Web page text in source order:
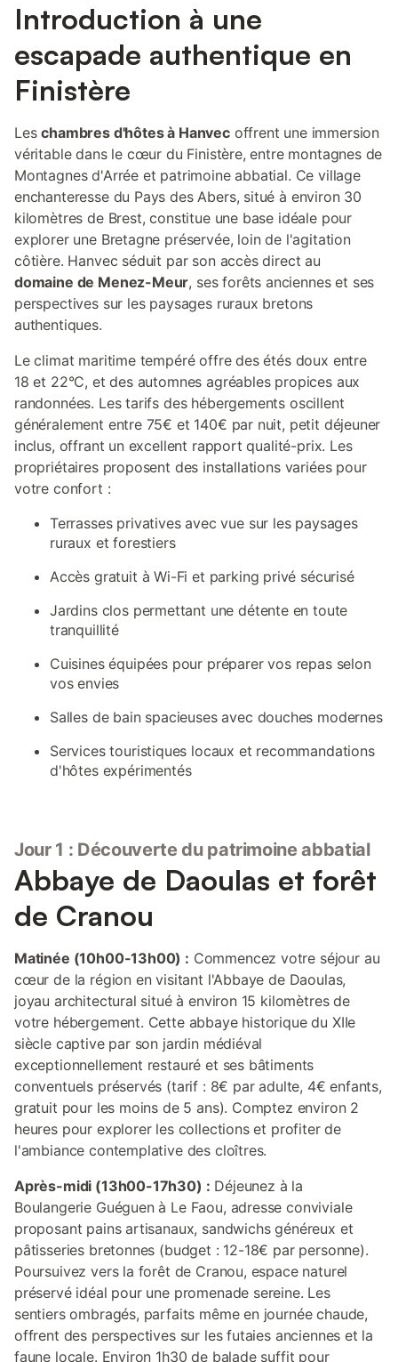
Introduction à une
escapade authentique en
Finistère
Leschambres d'hôtes à Hanvecoffrent une immersion
véritable dans le cœur du Finistère, entre montagnes de
Montagnes d'Arrée et patrimoine abbatial. Ce village
enchanteresse du Pays des Abers, situé à environ 30
kilomètres de Brest, constitue une base idéale pour
explorer une Bretagne préservée, loin de l'agitation
côtière. Hanvec séduit par son accès direct au
domaine de Menez-Meur, ses forêts anciennes et ses
perspectives sur les paysages ruraux bretons
authentiques.
Le climat maritime tempéré offre des étés doux entre
18 et 22°C, et des automnes agréables propices aux
randonnées. Les tarifs des hébergements oscillent
généralement entre 75€ et 140€ par nuit, petit déjeuner
inclus, offrant un excellent rapport qualité-prix. Les
propriétaires proposent des installations variées pour
votre confort :
Terrasses privatives avec vue sur les paysages
ruraux et forestiers
Accès gratuit à Wi-Fi et parking privé sécurisé
Jardins clos permettant une détente en toute
tranquillité
Cuisines équipées pour préparer vos repas selon
vos envies
Salles de bain spacieuses avec douches modernes
Services touristiques locaux et recommandations
d'hôtes expérimentés
Jour 1 : Découverte du patrimoine abbatial
Abbaye de Daoulas et forêt
de Cranou
Matinée (10h00-13h00) : Commencez votre séjour au
cœur de la région en visitant l'Abbaye de Daoulas,
joyau architectural situé à environ 15 kilomètres de
votre hébergement. Cette abbaye historique du XIIe
siècle captive par son jardin médiéval
exceptionnellement restauré et ses bâtiments
conventuels préservés (tarif : 8€ par adulte, 4€ enfants,
gratuit pour les moins de 5 ans). Comptez environ 2
heures pour explorer les collections et profiter de
l'ambiance contemplative des cloîtres.
Après-midi (13h00-17h30) : Déjeunez à la
Boulangerie Guéguen à Le Faou, adresse conviviale
proposant pains artisanaux, sandwichs généreux et
pâtisseries bretonnes (budget : 12-18€ par personne).
Poursuivez vers la forêt de Cranou, espace naturel
préservé idéal pour une promenade sereine. Les
sentiers ombragés, parfaits même en journée chaude,
offrent des perspectives sur les futaies anciennes et la
faune locale. Environ 1h30 de balade suffit pour